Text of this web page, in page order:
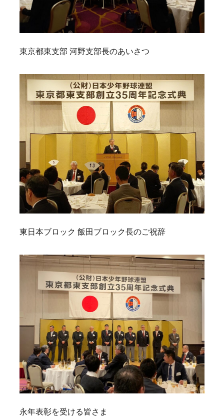
東京都東支部 河野支部長のあいさつ
東日本ブロック 飯田ブロック長のご祝辞
永年表彰を受ける皆さま